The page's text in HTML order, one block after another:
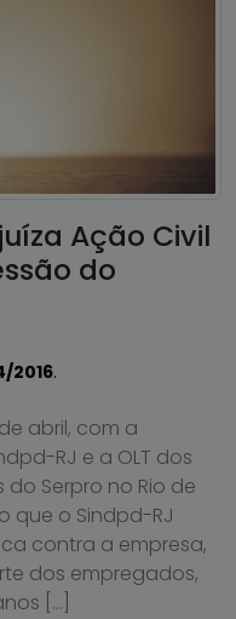
Ação Civil
do
2016.
abril, com a
RJ e a OLT dos
Serpro no Rio de
que o Sindpd-RJ
contra a empresa,
dos empregados,
[…]